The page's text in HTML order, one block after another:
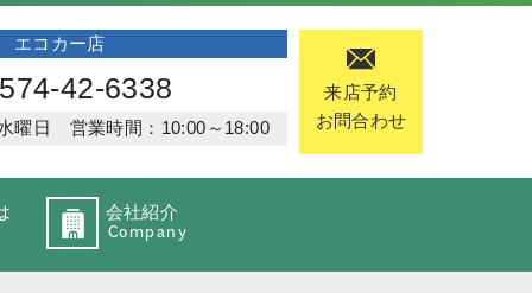
エコカー店
42-6338
曜日 営業時間：10:00～18:00
来店予約
お問合わせ
会社紹介
Company